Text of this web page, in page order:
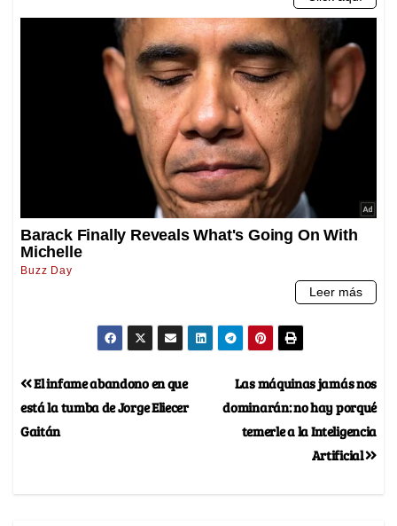
Las máquinas jamás nos
dominarán: no hay porqué
temerle a la Inteligencia
Artificial
El infame abandono en que
está la tumba de Jorge Eliecer
Gaitán